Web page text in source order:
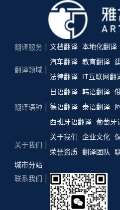
翻译服务 文档翻译 本地化翻译
翻译领域
汽车翻译 教育翻译
法律翻译
IT互联网翻
翻译语种
日语翻译 韩语翻译
德语翻译 泰语翻译
西班牙语翻译 葡萄牙
关于我们
关于我们 企业文化
荣誉资质 翻译团队
城市分站
联系我们